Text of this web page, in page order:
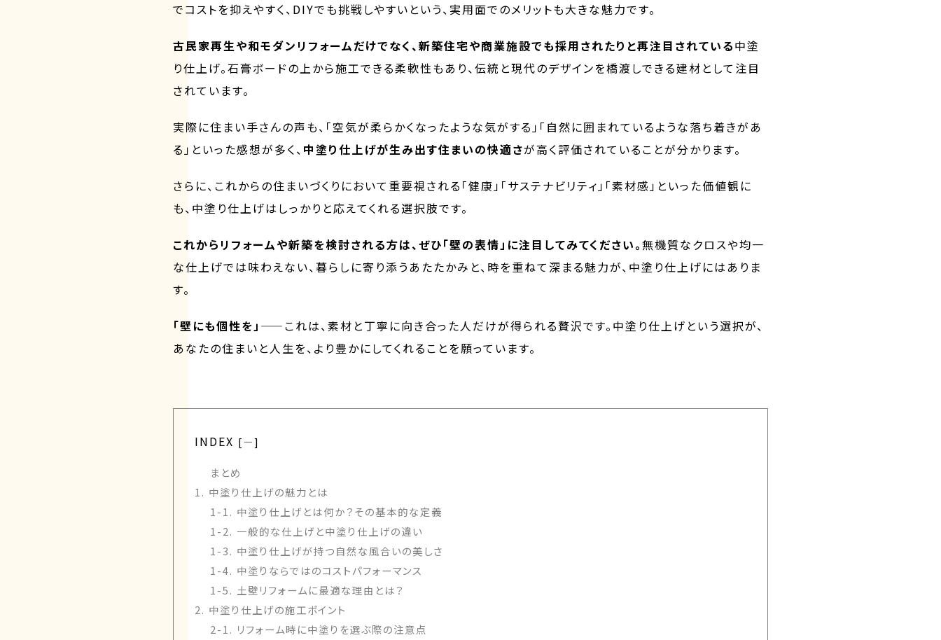
でコストを抑えやすく、DIYでも挑戦しやすいという、実用面でのメリットも大きな魅力です。
古民家再生や和モダンリフォームだけでなく、新築住宅や商業施設でも採用されたりと再注目されている中塗
り仕上げ。石膏ボードの上から施工できる柔軟性もあり、伝統と現代のデザインを橋渡しできる建材として注目
されています。
実際に住まい手さんの声も、「空気が柔らかくなったような気がする」「自然に囲まれているような落ち着きがあ
る」といった感想が多く、 中塗り仕上げが生み出す住まいの快適さが高く評価されていることが分かります。
さらに、これからの住まいづくりにおいて重要視される「健康」「サステナビリティ」「素材感」といった価値観に
も、中塗り仕上げはしっかりと応えてくれる選択肢です。
これからリフォームや新築を検討される方は、ぜひ「壁の表情」に注目してみてください。無機質なクロスや均一
な仕上げでは味わえない、暮らしに寄り添うあたたかみと、時を重ねて深まる魅力が、中塗り仕上げにはありま
す。
「壁にも個性を」 ——これは、素材と丁寧に向き合った人だけが得られる贅沢です。中塗り仕上げという選択が、
あなたの住まいと人生を、より豊かにしてくれることを願っています。
INDEX [ー]
まとめ
1. 中塗り仕上げの魅力とは
1-1. 中塗り仕上げとは何か？その基本的な定義
1-2. 一般的な仕上げと中塗り仕上げの違い
1-3. 中塗り仕上げが持つ自然な風合いの美しさ
1-4. 中塗りならではのコストパフォーマンス
1-5. 土壁リフォームに最適な理由とは？
2. 中塗り仕上げの施工ポイント
2-1. リフォーム時に中塗りを選ぶ際の注意点